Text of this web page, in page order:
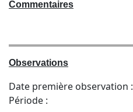
Commentaires
Observations
Date première observation :
Période :